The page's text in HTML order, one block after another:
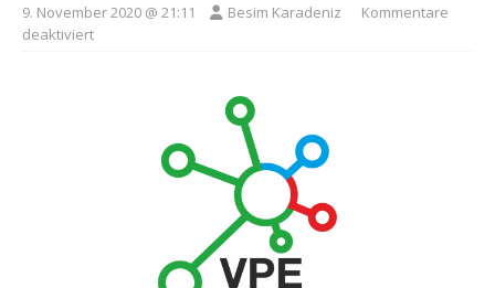
9. November 2020 @ 21:11 Besim Karadeniz
Kommentare
deaktiviert